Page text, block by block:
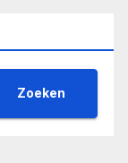
Zoeken